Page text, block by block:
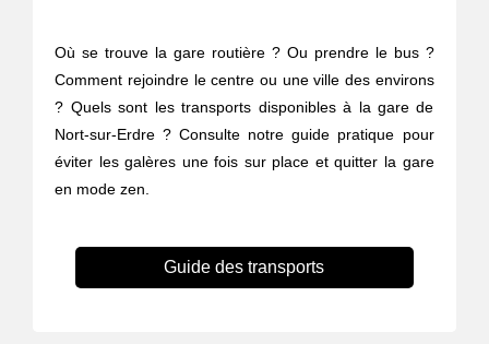
Où se trouve la gare routière ? Ou prendre le bus ?
Comment rejoindre le centre ou une ville des environs
? Quels sont les transports disponibles à la gare de
Nort-sur-Erdre ? Consulte notre guide pratique pour
éviter les galères une fois sur place et quitter la gare
en mode zen.
Guide des transports